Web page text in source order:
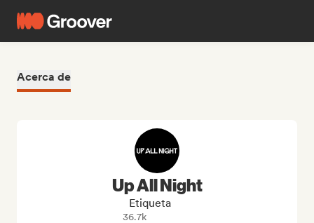
Acerca de
Up All Night
Etiqueta
36.7k